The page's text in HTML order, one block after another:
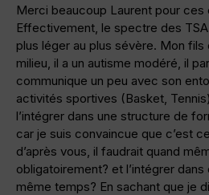
Merci beaucoup Laurent pour
Effectivement, le spectre des
plus léger au plus sévère. Mon fils
milieu, il a un autisme modéré, il
communique un peu avec son
activités sportives (Basket,
l’intégrer dans une structure de
car je suis convaincue que c’est
d’après vous, il faudrait quand
obligatoirement? et l’intégrer
même temps? En sachant que je